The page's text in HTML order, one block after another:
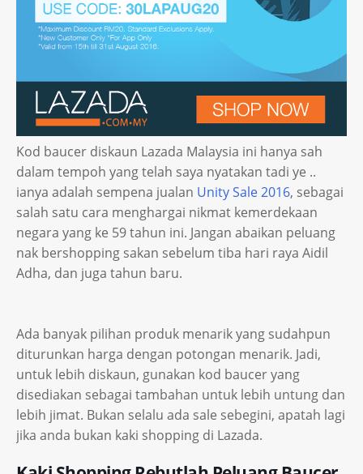
Kod baucer diskaun Lazada Malaysia ini hanya sah
dalam tempoh yang telah saya nyatakan tadi ye ..
ianya adalah sempena jualan Unity Sale 2016, sebagai
salah satu cara menghargai nikmat kemerdekaan
negara yang ke 59 tahun ini. Jangan abaikan peluang
nak bershopping sakan sebelum tiba hari raya Aidil
Adha, dan juga tahun baru.
Ada banyak pilihan produk menarik yang sudahpun
diturunkan harga dengan potongan menarik. Jadi,
untuk lebih diskaun, gunakan kod baucer yang
disediakan sebagai tambahan untuk lebih untung dan
lebih jimat. Bukan selalu ada sale sebegini, apatah lagi
jika anda bukan kaki shopping di Lazada.